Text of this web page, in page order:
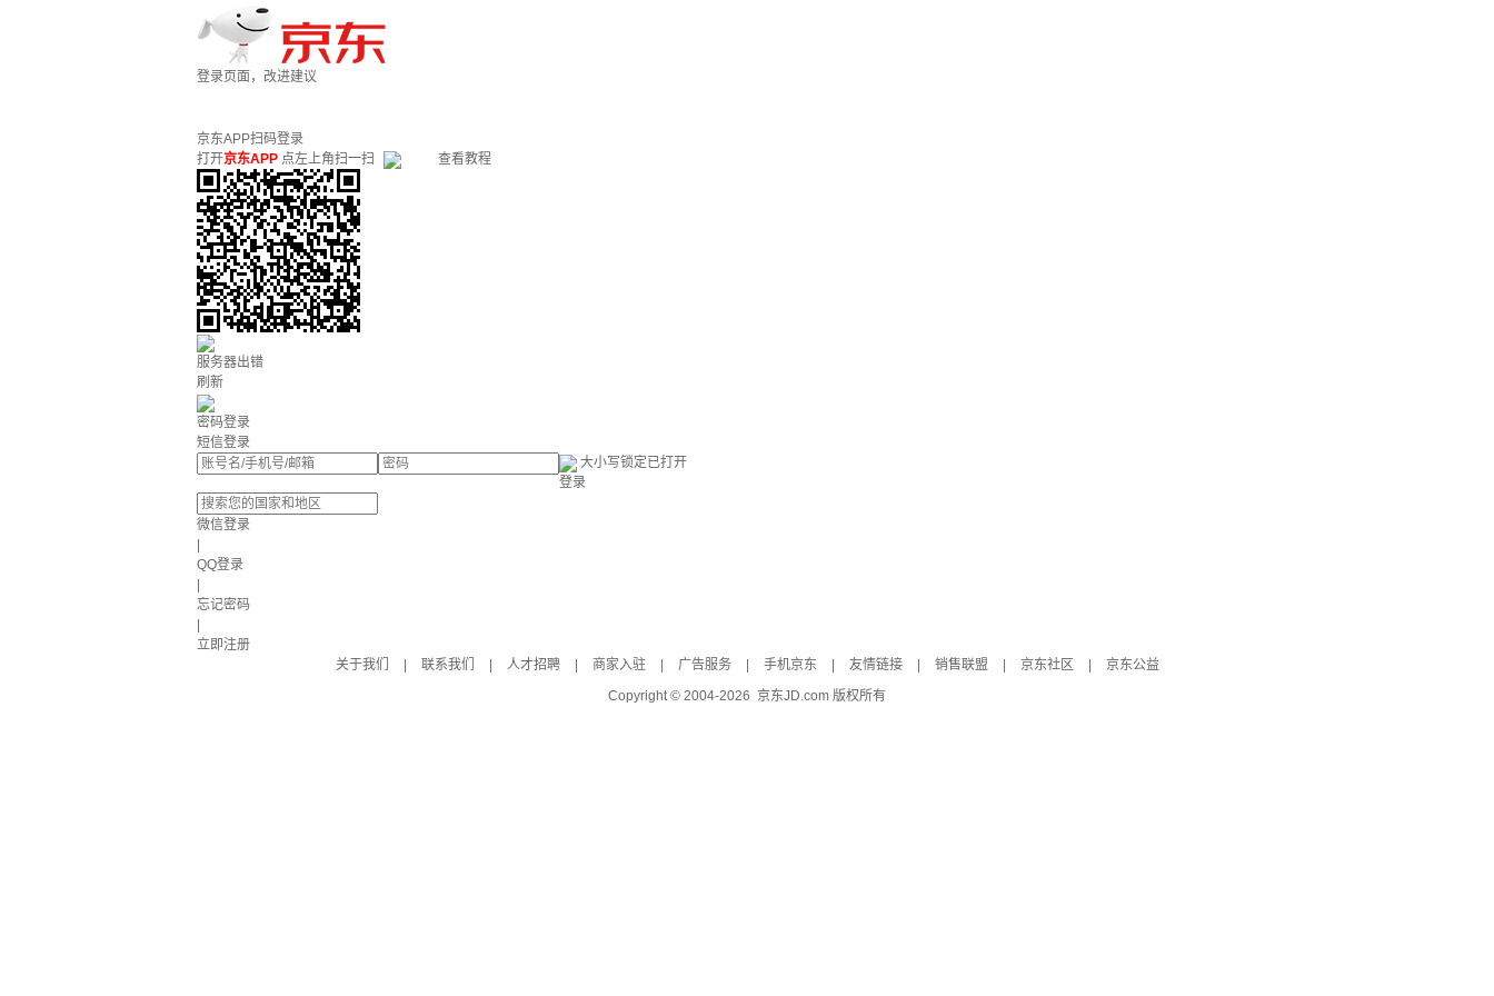
登录页面，改进建议
京东APP扫码登录
打开京东APP 点左上角扫一扫 查看教程
服务器出错
刷新
密码登录
短信登录
大小写锁定已打开
登录
微信登录
QQ登录
忘记密码
立即注册
关于我们
联系我们 人才招聘 商家入驻 广告服务 手机京东 友情链接 销售联盟 京东社区
京东公益
Copyright © 2004-2026 京东JD.com 版权所有